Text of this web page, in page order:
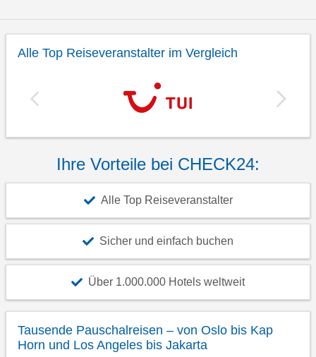
Alle Top Reiseveranstalter im Vergleich
Ihre Vorteile bei CHECK24:
Alle Top Reiseveranstalter
Sicher und einfach buchen
Über 1.000.000 Hotels weltweit
Tausende Pauschalreisen – von Oslo bis Kap
Horn und Los Angeles bis Jakarta